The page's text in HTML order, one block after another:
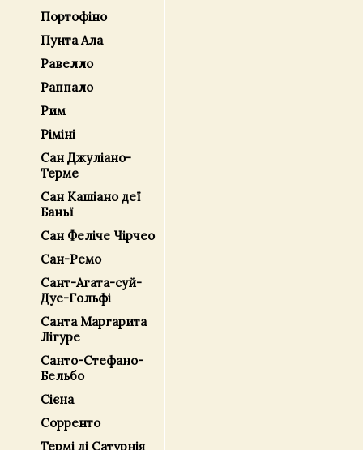
Портофіно
Пунта Ала
Равелло
Раппало
Рим
Ріміні
Сан Джуліано-
Терме
Сан Кашіано деї
Баньї
Сан Феліче Чірчео
Сан-Ремо
Сант-Агата-суй-
Дуе-Гольфі
Санта Маргарита
Лігуре
Санто-Стефано-
Бельбо
Сієна
Сорренто
Термі ді Сатурнія